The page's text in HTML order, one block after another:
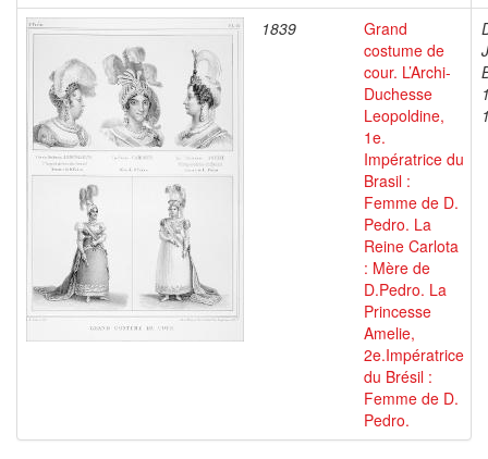
1839
Grand
costume de
cour. L’Archi-
Duchesse
Leopoldine,
1e.
Impératrice du
Brasil :
Femme de D.
Pedro. La
Reine Carlota
: Mère de
D.Pedro. La
Princesse
Amelie,
2e.Impératrice
du Brésil :
Femme de D.
Pedro.